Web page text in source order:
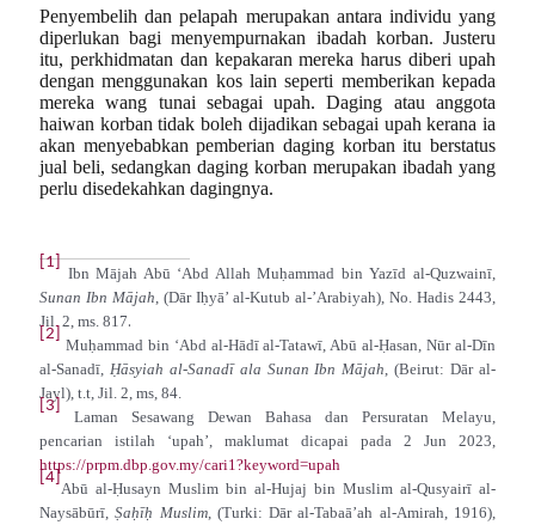
Penyembelih dan pelapah merupakan antara individu yang
diperlukan bagi menyempurnakan ibadah korban. Justeru
itu, perkhidmatan dan kepakaran mereka harus diberi upah
dengan menggunakan kos lain seperti memberikan kepada
mereka wang tunai sebagai upah. Daging atau anggota
haiwan korban tidak boleh dijadikan sebagai upah kerana ia
akan menyebabkan pemberian daging korban itu berstatus
jual beli, sedangkan daging korban merupakan ibadah yang
perlu disedekahkan dagingnya.
[1]
Ibn Mājah Abū ‘Abd Allah Muḥammad bin Yazīd al-Quzwainī,
Sunan Ibn Mājah , (Dār Iḥyā’ al-Kutub al-’Arabiyah), No. Hadis 2443,
Jil. 2, ms. 817.
[2]
Muḥammad bin ‘Abd al-Hādī al-Tatawī, Abū al-Ḥasan, Nūr al-Dīn
al-Sanadī, Ḥāsyiah al-Sanadī ala Sunan Ibn Mājah , (Beirut: Dār al-
Jayl), t.t, Jil. 2, ms, 84.
[3]
Laman Sesawang Dewan Bahasa dan Persuratan Melayu,
pencarian istilah ‘upah’, maklumat dicapai pada 2 Jun 2023,
https://prpm.dbp.gov.my/cari1?keyword=upah
[4]
Abū al-Ḥusayn Muslim bin al-Hujaj bin Muslim al-Qusyairī al-
Naysābūrī,Ṣaḥīḥ Muslim, (Turki: Dār al-Tabaā’ah al-Amirah, 1916),